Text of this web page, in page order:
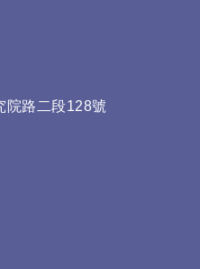
路二段128號